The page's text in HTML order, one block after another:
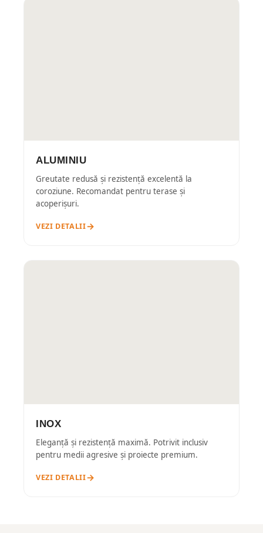
ALUMINIU
Greutate redusă și rezistență excelentă la
coroziune. Recomandat pentru terase și
acoperișuri.
VEZI DETALII
INOX
Eleganță și rezistență maximă. Potrivit inclusiv
pentru medii agresive și proiecte premium.
VEZI DETALII